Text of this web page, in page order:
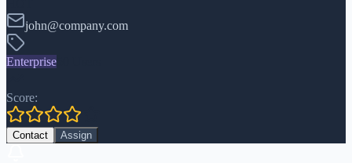
john@company.com
Enterprise
Score:
Contact Assign